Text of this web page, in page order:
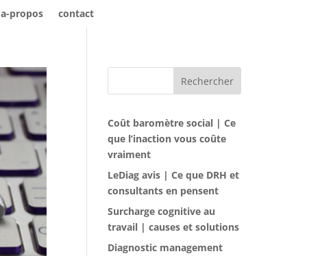
a-propos contact
Rechercher
Coût baromètre social | Ce
que l’inaction vous coûte
vraiment
LeDiag avis | Ce que DRH et
consultants en pensent
Surcharge cognitive au
travail | causes et solutions
Diagnostic management